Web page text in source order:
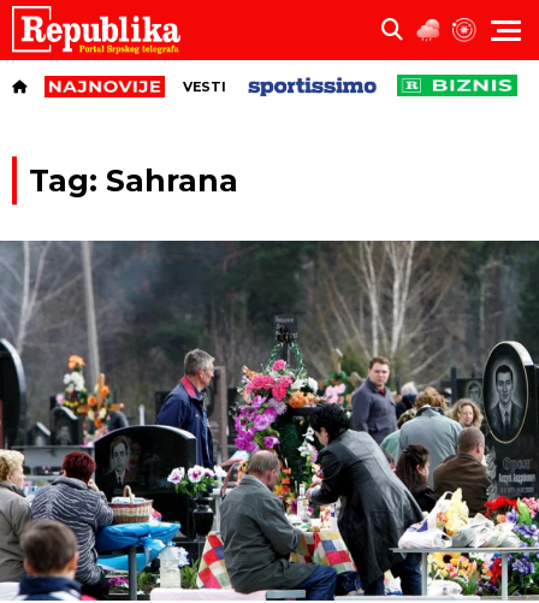
VESTI
Tag: Sahrana